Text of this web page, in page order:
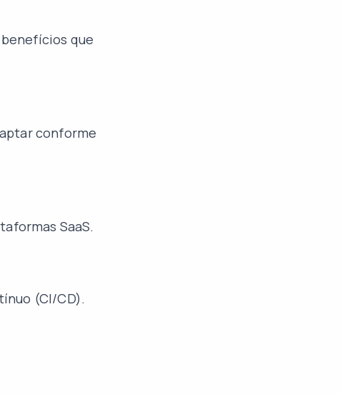
que
conforme
SaaS.
(CI/CD).